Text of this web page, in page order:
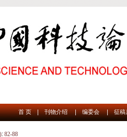
首 页 | 刊物介绍 | 编委会 | 征稿
:82-88